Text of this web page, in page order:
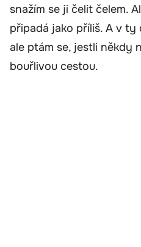
snažím se ji čelit čelem.
připadá jako příliš. A v
ale ptám se, jestli někdy
bouřlivou cestou.